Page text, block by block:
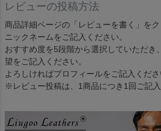
レビューの投稿方法
商品詳細ページの「レビューを書く」をク
ニックネームをご記入ください。
おすすめ度を5段階から選択していただき
望をご記入ください。
よろしければプロフィールをご記入くださ
※レビュー投稿は、1商品につき1回ご記入